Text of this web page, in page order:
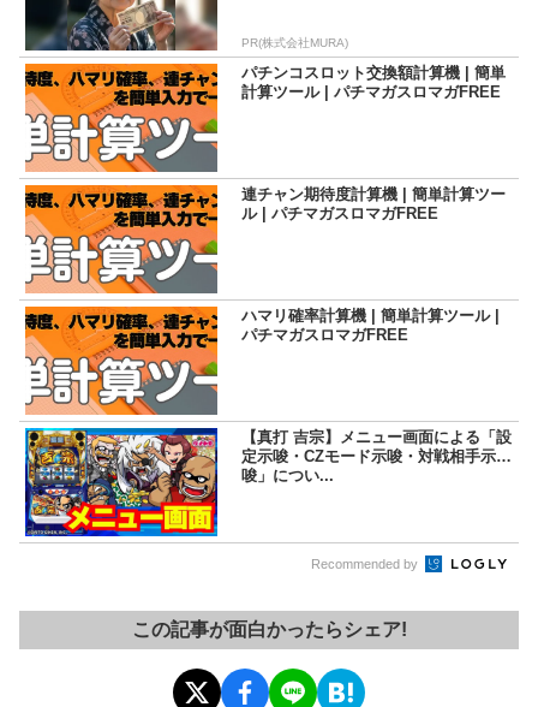
PR(株式会社MURA)
パチンコスロット交換額計算機 | 簡単
計算ツール | パチマガスロマガFREE
連チャン期待度計算機 | 簡単計算ツー
ル | パチマガスロマガFREE
ハマリ確率計算機 | 簡単計算ツール |
パチマガスロマガFREE
【真打 吉宗】メニュー画面による「設
定示唆・CZモード示唆・対戦相手示
唆」につい...
Recommended by
この記事が面白かったらシェア!